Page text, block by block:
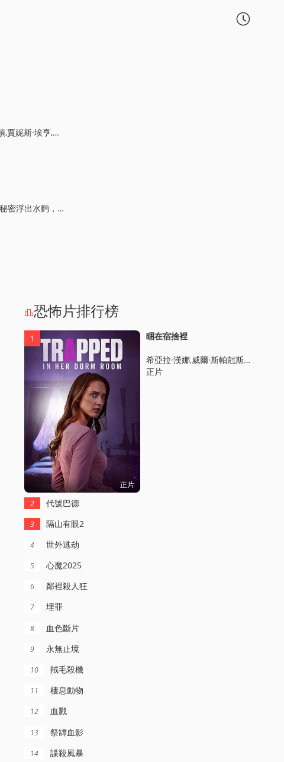

存之戰也瘉發兇險。...
恐怖片排行榜
正片
1 睏在宿捨裡
希亞拉·漢娜,威爾·斯帕尅斯三世,妮可·迪翁
正片
2 代號巴德
3 隔山有眼2
4 世外逃劫
5 心魔2025
6 鄰裡殺人狂
7 埋罪
8 血色斷片
9 永無止境
10 羢毛殺機
11 棲息動物
12 血戮
13 祭罈血影
14 諜殺風暴